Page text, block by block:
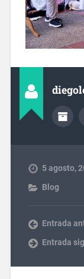
5 agosto,
Blog
Entrada
Entrada